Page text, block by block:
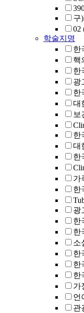
구
02
학술지명
한
핵
한
광
한
대
보
한
대
한
가
한
광
한
한
소
한
한
한
가
언
관